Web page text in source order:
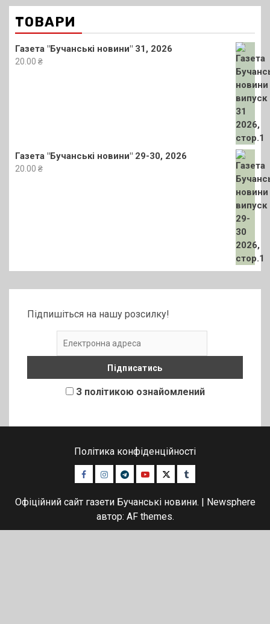
ТОВАРИ
Газета "Бучанські новини" 31, 2026
20.00 ₴
Газета "Бучанські новини" 29-30, 2026
20.00 ₴
Підпишіться на нашу розсилку!
З політикою ознайомлений
Політика конфіденційності
Facebook
Instagram
TelegramYoutubeTwitterTumblr
Офіційний сайт газети Бучанські новини.
Newsphere
автор: AF themes.